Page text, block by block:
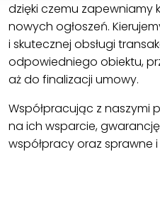
dzięki czemu zapewniamy
nowych ogłoszeń.
i skutecznej obsługi
odpowiedniego obiektu,
aż do finalizacji umowy.
Współpracując z naszymi
na ich wsparcie,
współpracy oraz sprawne